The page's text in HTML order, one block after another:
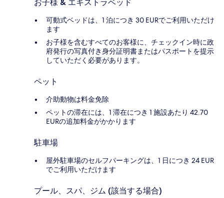
お子様 & エキストラベッド
可動式ベッドは、1 泊につき 30 EURでご利用いただけ
ます
お子様を含むすべてのお客様に、チェックイン時に政
府発行の写真付き身分証明書またはパスポートを提示
していただく必要があります。
ペット
介助動物は料金免除
ペットの滞在には、1 滞在につき 1 施設あたり 42.70
EURの追加料金がかかります
駐車場
屋外駐車場のセルフパーキングは、1 日につき 24 EUR
でご利用いただけます
プール、スパ、ジム (該当する場合)